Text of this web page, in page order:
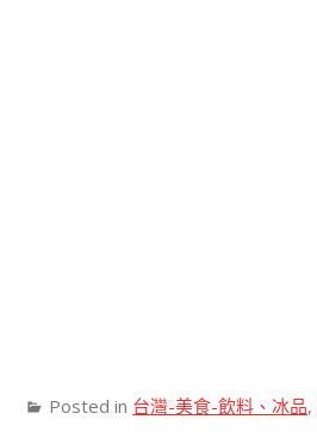
Posted in 台灣-美食-飲料、冰品,